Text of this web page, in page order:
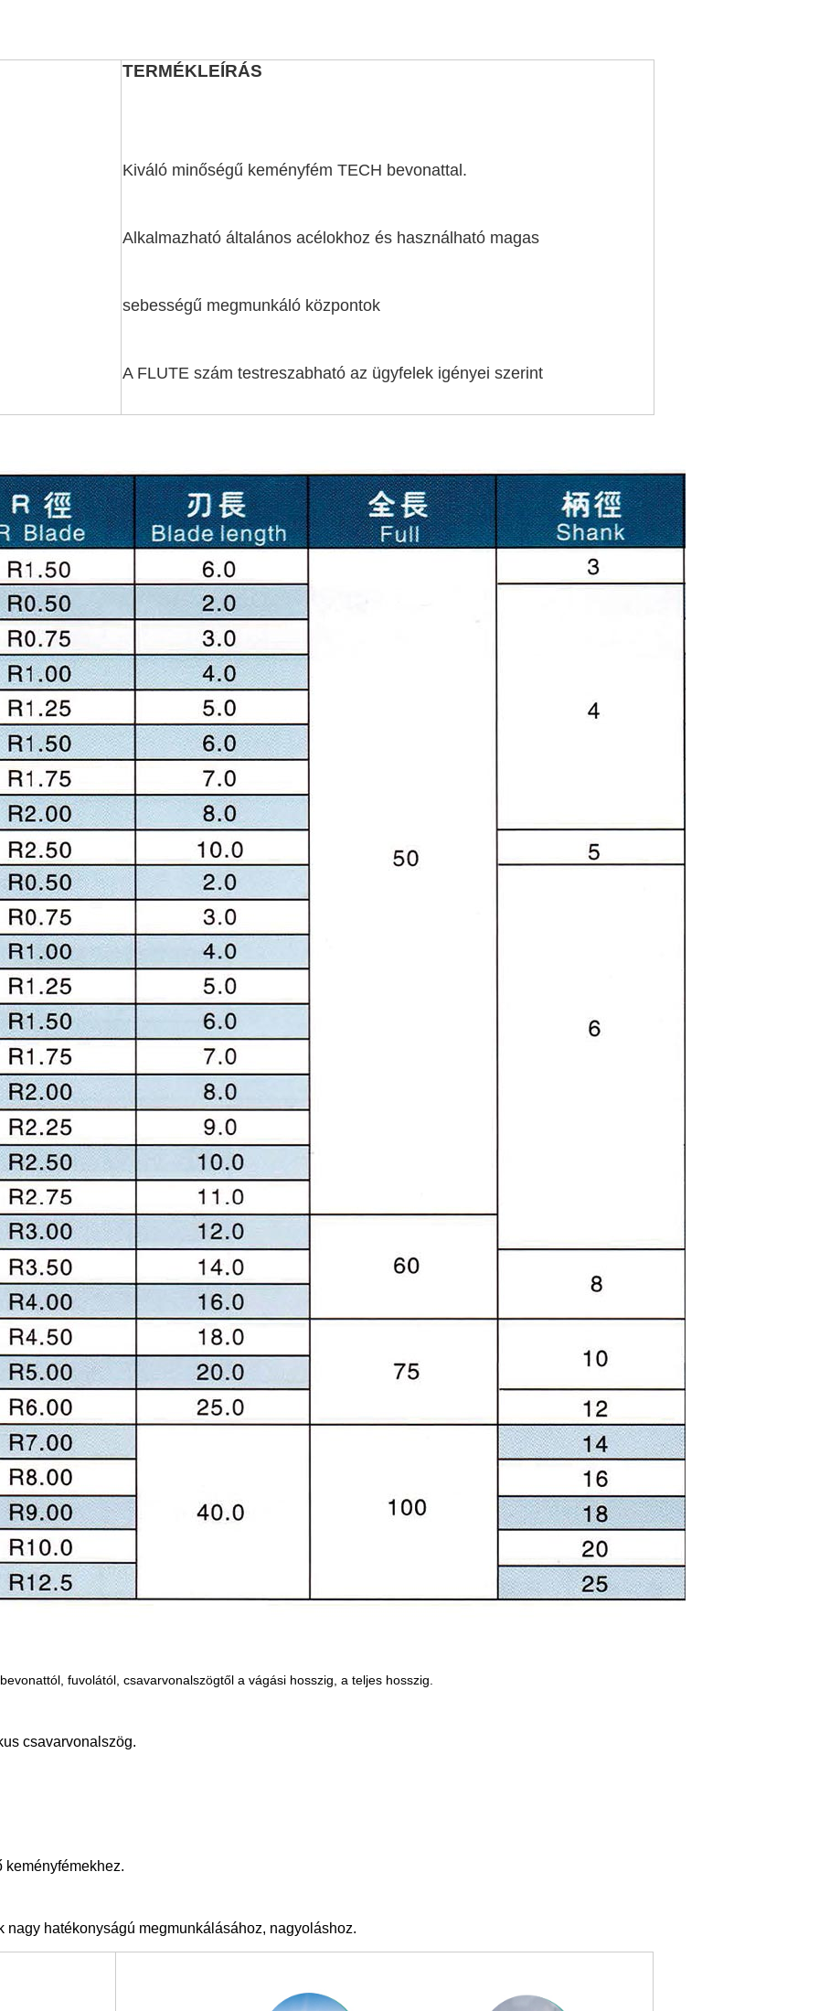
TERMÉKLEÍRÁS
Kiváló minőségű keményfém TECH bevonattal.
Alkalmazható általános acélokhoz és használható magas
sebességű megmunkáló központok
A FLUTE szám testreszabható az ügyfelek igényei szerint
fuvolától, csavarvonalszögtől a vágási hosszig, a teljes hosszig.
csavarvonalszög.
hatékonyságú megmunkálásához, nagyoláshoz.